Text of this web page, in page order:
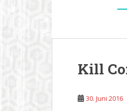
Kill
30. Juni 2016